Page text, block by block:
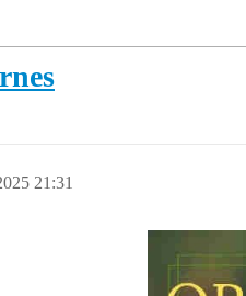
21:31